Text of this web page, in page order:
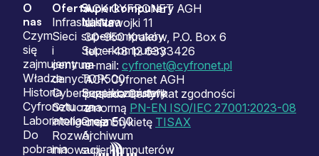
Sitemap
O
nas
Czym
się
zajmujemy
Władze
Historia
Cyfronetu
Laboratoria
Do
pobrania
Oferta
Infrastruktura
Sieci
i
centrum
danych
Cyberbezpieczeństwo
Sztuczna
inteligencja
Rozwój
innowacji
Superkomputery
Nasze
superkomputery
Superkomputery
na
TOP500
Superkomputery
na
Green500
Archiwum
superkomputerów
ACK CYFRONET AGH
ul. Nawojki 11
30-950 Kraków, P.O. Box 6
tel.: +48 12 6333426
e-mail: cyfronet@cyfronet.pl
ACK Cyfronet AGH
posiada Certyfikat zgodności
z normą PN-EN ISO/IEC 27001:2023-08
oraz Etykietę TISAX